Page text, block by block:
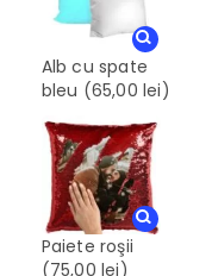
Alb cu spate
bleu (65,00 lei)
Paiete roşii
(75,00 lei)